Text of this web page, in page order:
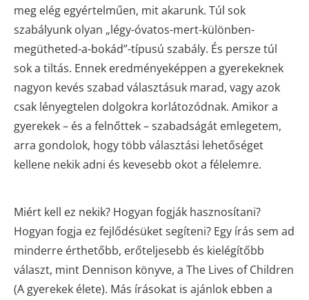
meg elég egyértelműen, mit akarunk. Túl sok
szabályunk olyan „légy-óvatos-mert-különben-
megütheted-a-bokád”-típusú szabály. És persze túl
sok a tiltás. Ennek eredményeképpen a gyerekeknek
nagyon kevés szabad választásuk marad, vagy azok
csak lényegtelen dolgokra korlátozódnak. Amikor a
gyerekek – és a felnőttek – szabadságát emlegetem,
arra gondolok, hogy több választási lehetőséget
kellene nekik adni és kevesebb okot a félelemre.
Miért kell ez nekik? Hogyan fogják hasznosítani?
Hogyan fogja ez fejlődésüket segíteni? Egy írás sem ad
minderre érthetőbb, erőteljesebb és kielégítőbb
választ, mint Dennison könyve, a The Lives of Children
(A gyerekek élete). Más írásokat is ajánlok ebben a